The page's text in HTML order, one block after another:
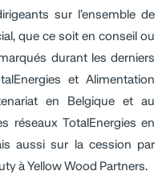
sur l’ensemble de
que ce soit en conseil ou
durant les derniers
et Alimentation
en Belgique et au
réseaux TotalEnergies en
aussi sur la cession par
à Yellow Wood Partners.